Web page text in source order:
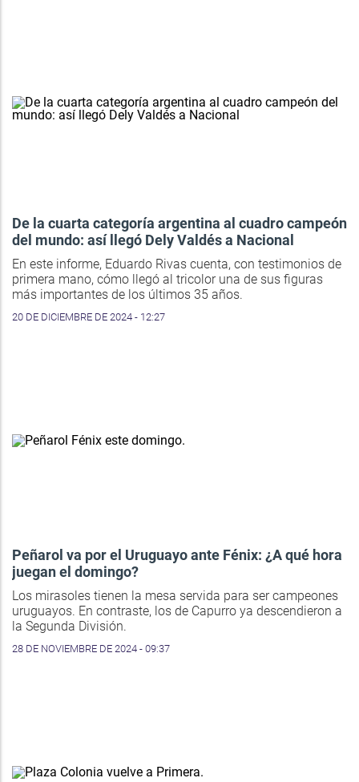
De la cuarta categoría argentina al cuadro campeón
del mundo: así llegó Dely Valdés a Nacional
En este informe, Eduardo Rivas cuenta, con testimonios de
primera mano, cómo llegó al tricolor una de sus figuras
más importantes de los últimos 35 años.
20 DE DICIEMBRE DE 2024 - 12:27
Peñarol va por el Uruguayo ante Fénix: ¿A qué hora
juegan el domingo?
Los mirasoles tienen la mesa servida para ser campeones
uruguayos. En contraste, los de Capurro ya descendieron a
la Segunda División.
28 DE NOVIEMBRE DE 2024 - 09:37